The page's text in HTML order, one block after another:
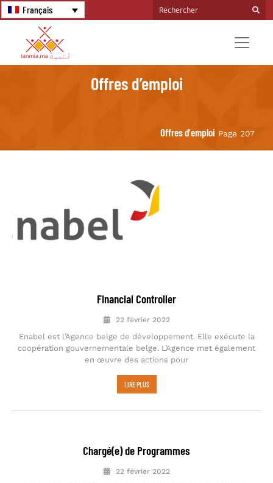
Français
Offres d’emploi
Offres d'emploi Page 207
Financial Controller
22 février 2022
Enabel est l’Agence belge de développement. Elle exécute la
coopération gouvernementale belge. L’Agence met également
en œuvre des actions pour
LIRE PLUS
Chargé(e) de Programmes
22 février 2022